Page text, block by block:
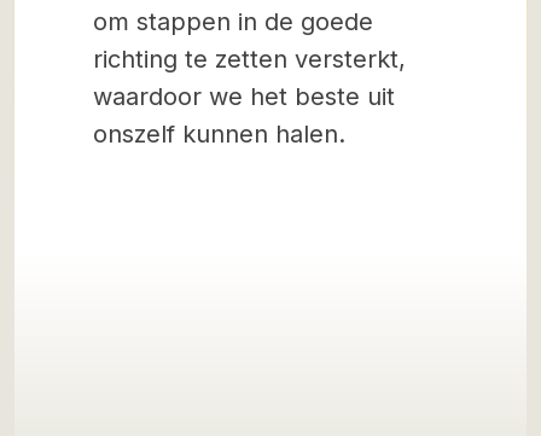
om stappen in de goede
richting te zetten versterkt,
waardoor we het beste uit
onszelf kunnen halen.